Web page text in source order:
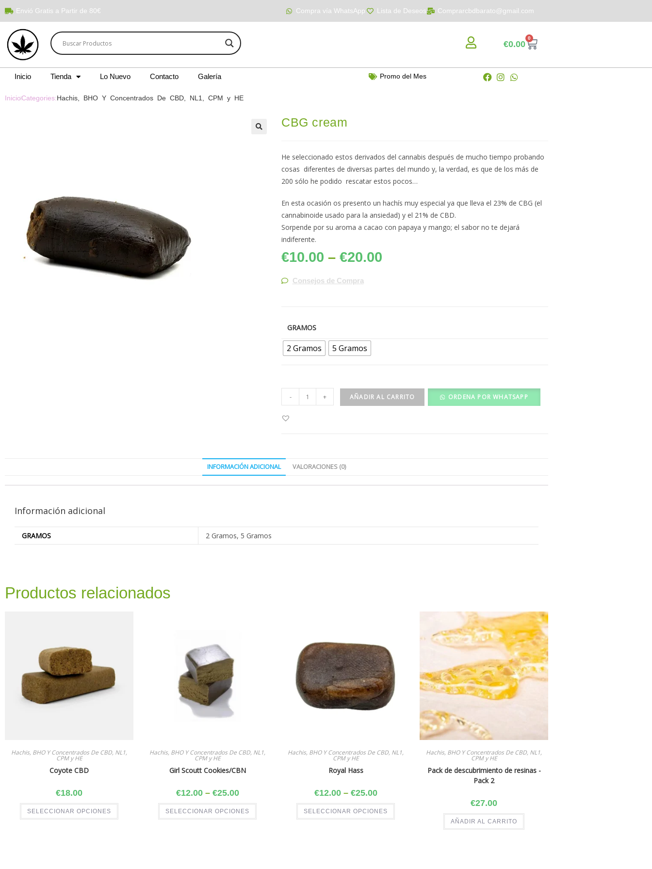
Envió Gratis a Partir de 80€ Compra vía WhatsApp Lista de Deseos Comprarcbdbarato@gmail.com
€0.00
0
Inicio Tienda Lo Nuevo Contacto Galería Promo del Mes
InicioCategories:Hachis, BHO Y Concentrados De CBD, NL1, CPM y HE
CBG cream
He seleccionado estos derivados del cannabis después de mucho tiempo probando
cosas diferentes de diversas partes del mundo y, la verdad, es que de los más de
200 sólo he podido rescatar estos pocos…
En esta ocasión os presento un hachís muy especial ya que lleva el 23% de CBG (el
cannabinoide usado para la ansiedad) y el 21% de CBD.
Sorpende por su aroma a cacao con papaya y mango; el sabor no te dejará
indiferente.
€10.00 – €20.00
Consejos de Compra
GRAMOS
2 Gramos 5 Gramos
- + AÑADIR AL CARRITO ORDENA POR WHATSAPP
INFORMACIÓN ADICIONAL VALORACIONES (0)
Información adicional
GRAMOS 2 Gramos, 5 Gramos
Productos relacionados
Hachis, BHO Y Concentrados De CBD, NL1,
CPM y HE
Coyote CBD
€18.00
SELECCIONAR OPCIONES
Hachis, BHO Y Concentrados De CBD, NL1,
CPM y HE
Girl Scoutt Cookies/CBN
€12.00 – €25.00
SELECCIONAR OPCIONES
Hachis, BHO Y Concentrados De CBD, NL1,
CPM y HE
Royal Hass
€12.00 – €25.00
SELECCIONAR OPCIONES
Hachis, BHO Y Concentrados De CBD, NL1,
CPM y HE
Pack de descubrimiento de resinas ​-
Pack 2
€27.00
AÑADIR AL CARRITO